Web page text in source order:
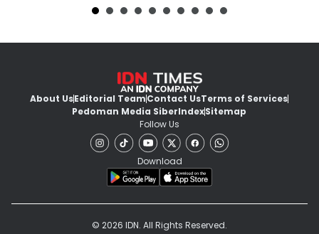
About UsEditorial TeamContact UsTerms of Services
Pedoman Media SiberIndexSitemap
Follow Us
Download
© 2026 IDN. All Rights Reserved.